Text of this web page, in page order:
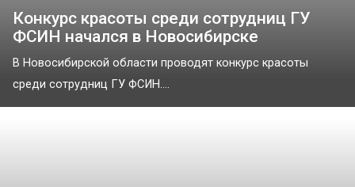
Конкурс красоты среди сотрудниц ГУ
ФСИН начался в Новосибирске
В Новосибирской области проводят конкурс красоты
среди сотрудниц ГУ ФСИН....